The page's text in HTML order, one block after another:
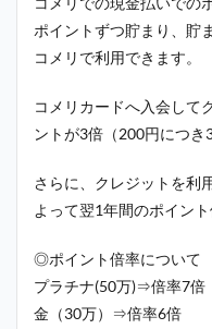
ポイントずつ貯まり、貯
コメリで利用できます。
コメリカードへ入会して
ントが3倍（200円につき
さらに、クレジットを利
よって翌1年間のポイン
◎ポイント倍率について
プラチナ(50万)⇒倍率7倍
金（30万）⇒倍率6倍